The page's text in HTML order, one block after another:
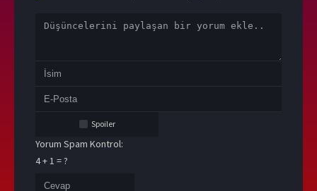
Spoiler
Yorum Spam Kontrol:
4 + 1 = ?